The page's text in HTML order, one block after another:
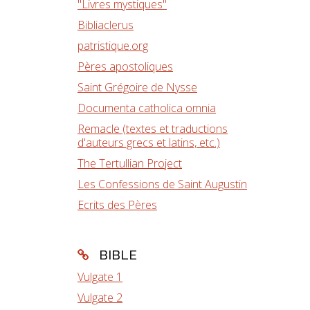
"Livres mystiques"
Bibliaclerus
patristique.org
Pères apostoliques
Saint Grégoire de Nysse
Documenta catholica omnia
Remacle (textes et traductions
d'auteurs grecs et latins, etc.)
The Tertullian Project
Les Confessions de Saint Augustin
Ecrits des Pères
BIBLE
Vulgate 1
Vulgate 2